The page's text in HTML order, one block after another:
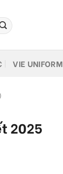
VIE UNIFORM
2025